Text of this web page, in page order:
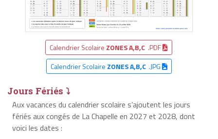
Calendrier Scolaire ZONES A,B,C .PDF
Calendrier Scolaire ZONES A,B,C.JPG
Jours Fériés ⤵
Aux vacances du calendrier scolaire s’ajoutent les jours
fériés aux congés de La Chapelle en 2027 et 2028, dont
voici les dates :